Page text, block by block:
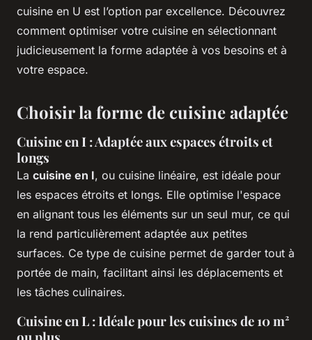
cuisine en U est l’option par excellence. Découvrez
comment optimiser votre cuisine en sélectionnant
judicieusement la forme adaptée à vos besoins et à
votre espace.
Choisir la forme de cuisine adaptée
Cuisine en I : Adaptée aux espaces étroits et
longs
La cuisine en I, ou cuisine linéaire, est idéale pour
les espaces étroits et longs. Elle optimise l'espace
en alignant tous les éléments sur un seul mur, ce qui
la rend particulièrement adaptée aux petites
surfaces. Ce type de cuisine permet de garder tout à
portée de main, facilitant ainsi les déplacements et
les tâches culinaires.
Cuisine en L : Idéale pour les cuisines de 10 m²